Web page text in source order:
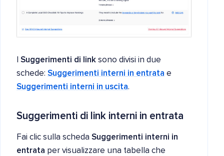
Suggerimenti di link sono divisi in due
schede: Suggerimenti interni in entrata e
Suggerimenti interni in uscita.
Suggerimenti di link interni in entrata
Fai clic sulla scheda Suggerimenti interni in
entrata per visualizzare una tabella che